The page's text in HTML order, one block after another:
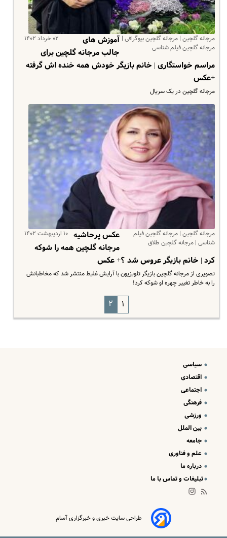
مرجانه گلچین | مرجانه گلچین بیوگرافی |
مرجانه گلچین فیلم شناسی
۰۲ خرداد ۱۴۰۲
آموزش های
جالب مرجانه گلچین برای
مراسم خواستگاری | خانم بازیگر خودش همه خنده اش گرفته
+عکس
مرجانه گلچین در یک سریال
مرجانه گلچین | مرجانه گلچین فیلم
شناسی | مرجانه گلچین طلاق
۱۰ اردیبهشت ۱۴۰۲
عکس‌ پرحاشیه
مرجانه گلچین همه را شوکه
کرد | خانم بازیگر عروس شد ؟+ عکس
تصویری از مرجانه گلچین بازیگر تلویزیون با آرایش غلیظ منتشر شد که مخاطبانش
را به خاطر تغییر چهره او شوکه کرد!
۱ ۲
سیاسی
اقتصادی
اجتماعی
فرهنگی
ورزشی
بین الملل
جامعه
علم و فناوری
درباره ما
تبلیغات و تماس با ما
طراحی سایت خبری و خبرگزاری آسام